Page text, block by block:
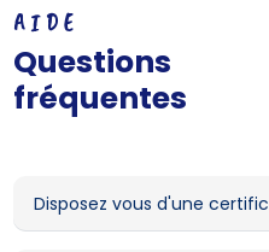
AIDE
Questions
fréquentes
Disposez vous d'une